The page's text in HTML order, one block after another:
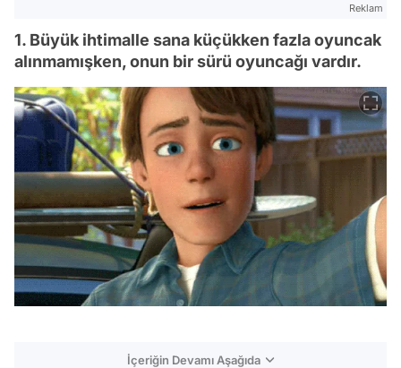
Reklam
1. Büyük ihtimalle sana küçükken fazla oyuncak
alınmamışken, onun bir sürü oyuncağı vardır.
İçeriğin Devamı Aşağıda